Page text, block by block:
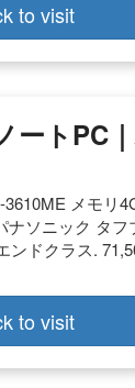
to visit
ートPC
メモリ
ソニック タ
ドクラス.
to visit